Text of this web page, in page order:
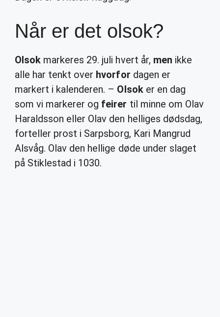
Når er det olsok?
Olsok markeres 29. juli hvert år, men ikke
alle har tenkt over hvorfor dagen er
markert i kalenderen. – Olsoker en dag
som vi markerer og feirer til minne om Olav
Haraldsson eller Olav den helliges dødsdag,
forteller prost i Sarpsborg, Kari Mangrud
Alsvåg. Olav den hellige døde under slaget
på Stiklestad i 1030.